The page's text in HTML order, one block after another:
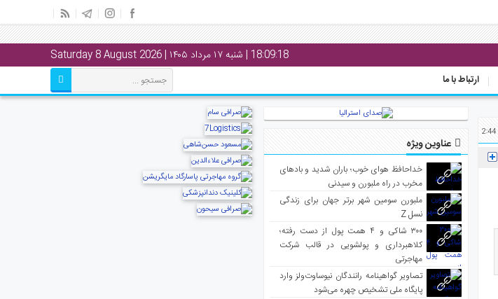
18:09:19 | شنبه ۱۷ مرداد ۱۴۰۵ | Saturday 8 August 2026
ارتباط با ما
عناوین ویژه
خداحافظ هوای خوب؛ باران شدید و بادهای
مخرب در راه ملبورن و سیدنی
ملبورن سومین شهر برتر جهان برای زندگی
نسل Z
۳۰۰ شاکی و ۴ همت پول از دست رفته؛
کلاهبرداری و پولشویی در قالب شرکت
مهاجرتی
تصاویر گواهینامه رانندگان نیوساوت‌ولز وارد
پایگاه ملی تشخیص چهره می‌شود